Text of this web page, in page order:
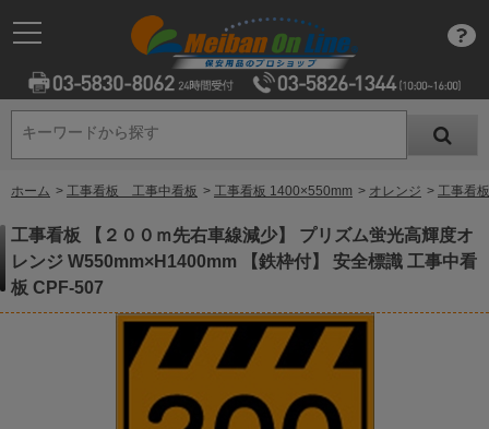
キーワードから探す
キーワードから探す
ホーム > 工事看板 工事中看板 > 工事看板 1400×550mm > オレンジ > 工事看
工事看板 【２００ｍ先右車線減少】 プリズム蛍光高輝度オ
レンジ W550mm×H1400mm 【鉄枠付】 安全標識 工事中看
板 CPF-507